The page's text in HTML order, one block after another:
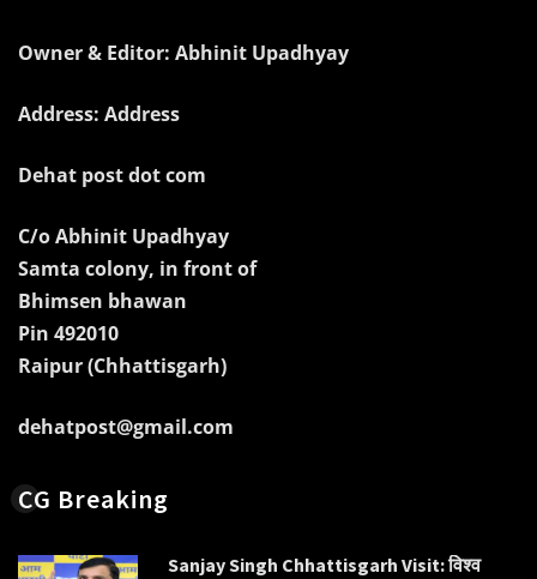
Owner & Editor: Abhinit Upadhyay
Address: Address
Dehat post dot com
C/o Abhinit Upadhyay
Samta colony, in front of
Bhimsen bhawan
Pin 492010
Raipur (Chhattisgarh)
dehatpost@gmail.com
CG Breaking
Sanjay Singh Chhattisgarh Visit: विश्व